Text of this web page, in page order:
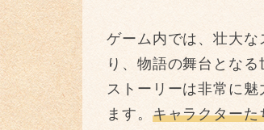
ゲーム内では、壮大
り、物語の舞台とな
ストーリーは非常に
ます。 キャラクター